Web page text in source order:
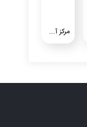
مرکز آموزش بازرگانی استان خوزستان